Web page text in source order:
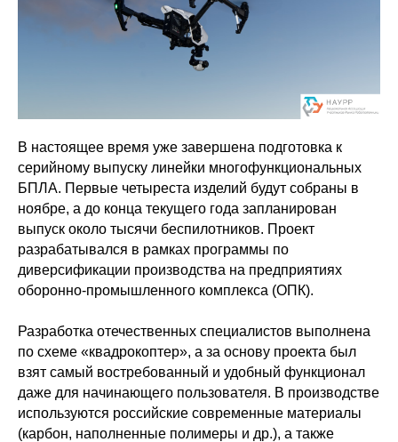
В настоящее время уже завершена подготовка к
серийному выпуску линейки многофункциональных
БПЛА. Первые четыреста изделий будут собраны в
ноябре, а до конца текущего года запланирован
выпуск около тысячи беспилотников. Проект
разрабатывался в рамках программы по
диверсификации производства на предприятиях
оборонно-промышленного комплекса (ОПК).
Разработка отечественных специалистов выполнена
по схеме «квадрокоптер», а за основу проекта был
взят самый востребованный и удобный функционал
даже для начинающего пользователя. В производстве
используются российские современные материалы
(карбон, наполненные полимеры и др.), а также